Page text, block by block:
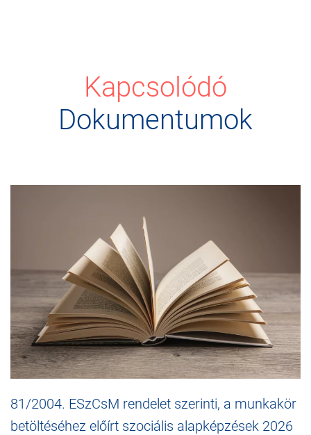
Kapcsolódó
Dokumentumok
81/2004. ESzCsM rendelet szerinti, a munkakör
betöltéséhez előírt szociális alapképzések 2026